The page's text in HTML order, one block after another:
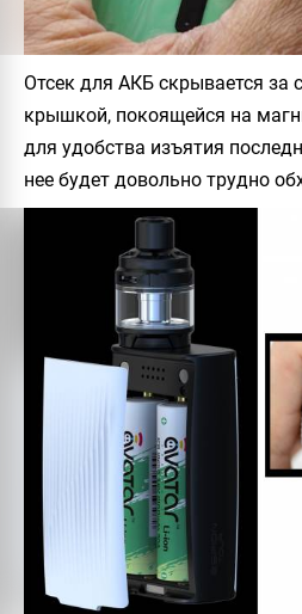
Отсек для АКБ скрывается за
крышкой, покоящейся на
для удобства изъятия
нее будет довольно трудно